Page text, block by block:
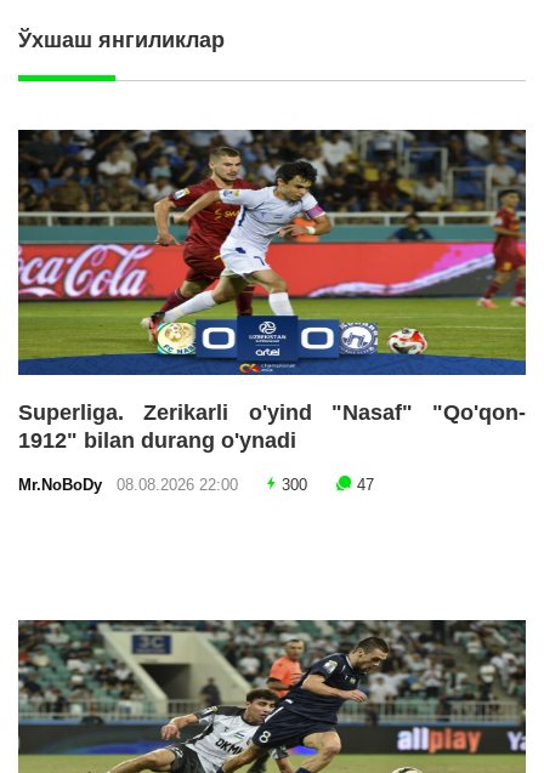
Ўхшаш янгиликлар
Superliga. Zerikarli o'yind "Nasaf" "Qo'qon-
1912" bilan durang o'ynadi
Mr.NoBoDy 08.08.2026 22:00 300 47